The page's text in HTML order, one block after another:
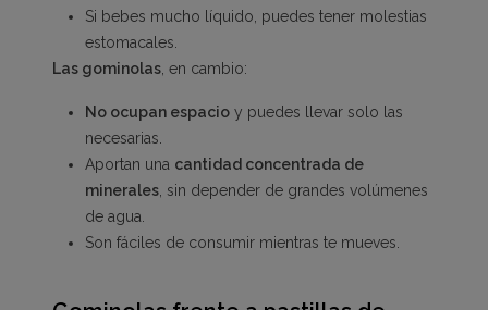
Si bebes mucho líquido, puedes tener molestias
estomacales.
Las gominolas , en cambio:
No ocupan espacio y puedes llevar solo las
necesarias.
Aportan una cantidad concentrada de
minerales , sin depender de grandes volúmenes
de agua.
Son fáciles de consumir mientras te mueves.